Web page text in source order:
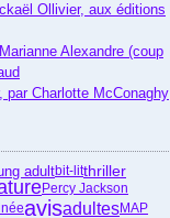
Ollivier, aux éditions
Alexandre (coup
par Charlotte McConaghy
adultbit-litthriller
Percy Jackson
avisadultesMAP